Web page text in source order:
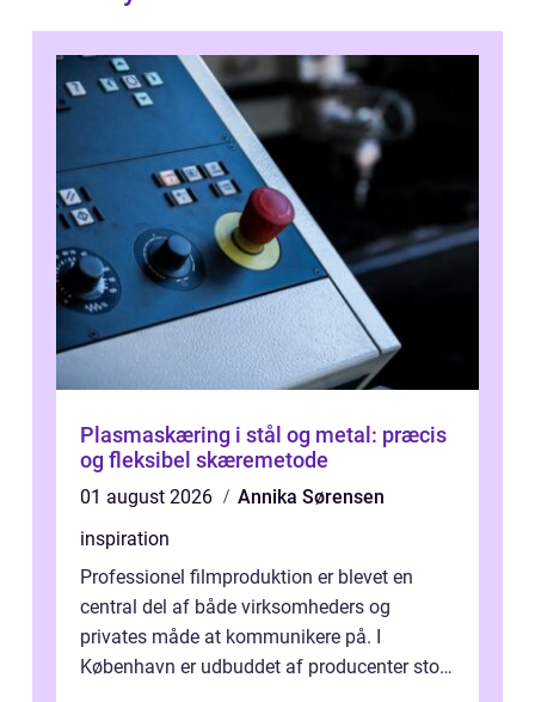
Plasmaskæring i stål og metal: præcis
og fleksibel skæremetode
01 august 2026
Annika Sørensen
inspiration
Professionel filmproduktion er blevet en
central del af både virksomheders og
privates måde at kommunikere på. I
København er udbuddet af producenter stort,